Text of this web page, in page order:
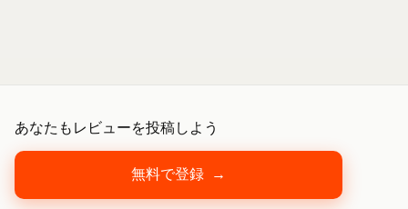
あなたもレビューを投稿しよう
無料で登録 →